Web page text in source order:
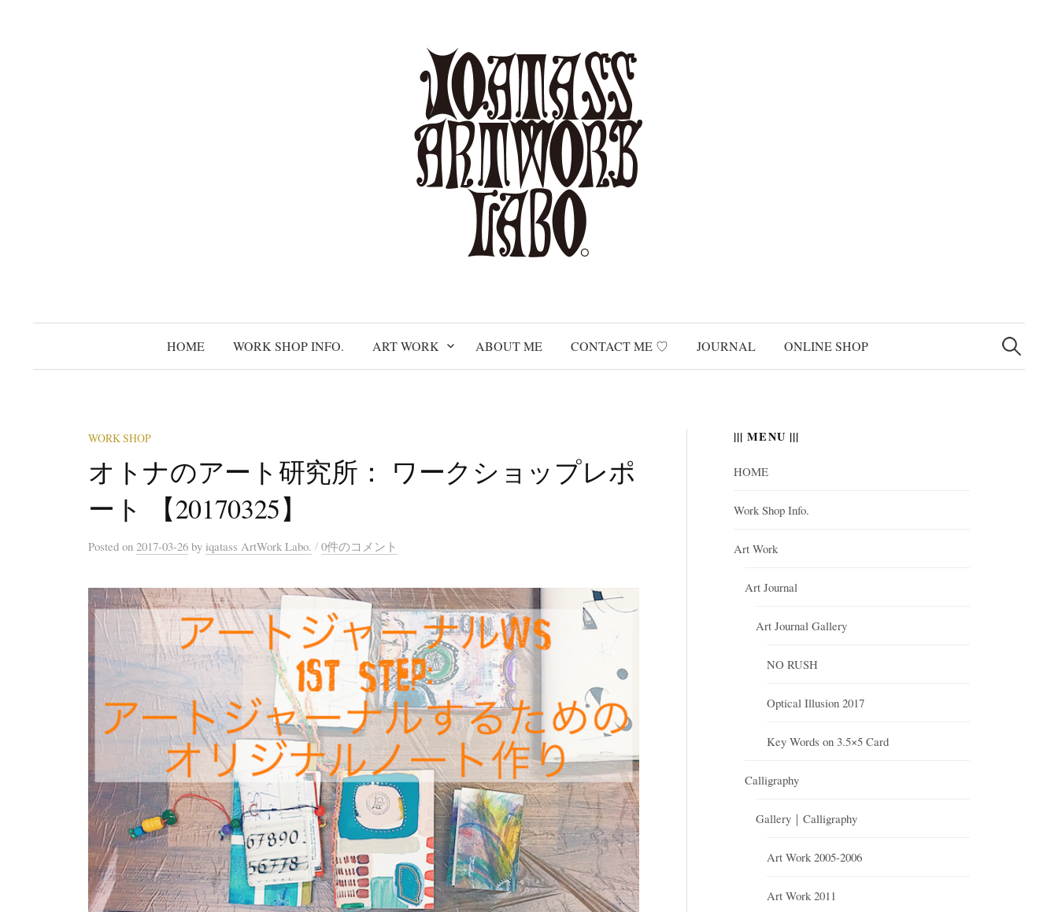
HOME WORK SHOP INFO. ART WORK ABOUT ME CONTACT ME ♡ JOURNAL ONLINE SHOP
検
索:
WORK SHOP
オトナのアート研究所： ワークショップレポ
ート 【20170325】
Posted on 2017-03-26 by iqatass ArtWork Labo. / 0件のコメント
||| MENU |||
HOME
Work Shop Info.
Art Work
Art Journal
Art Journal Gallery
NO RUSH
Optical Illusion 2017
Key Words on 3.5×5 Card
Calligraphy
Gallery｜Calligraphy
Art Work 2005-2006
Art Work 2011